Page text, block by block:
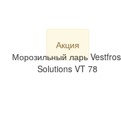
Акция
Морозильный ларь
Solutions VT 78